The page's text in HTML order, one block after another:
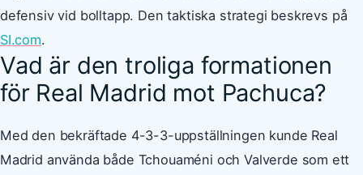
defensiv vid bolltapp. Den taktiska strategi beskrevs på
SI.com.
Vad är den troliga formationen
för Real Madrid mot Pachuca?
Med den bekräftade 4-3-3-uppställningen kunde Real
Madrid använda både Tchouaméni och Valverde som ett